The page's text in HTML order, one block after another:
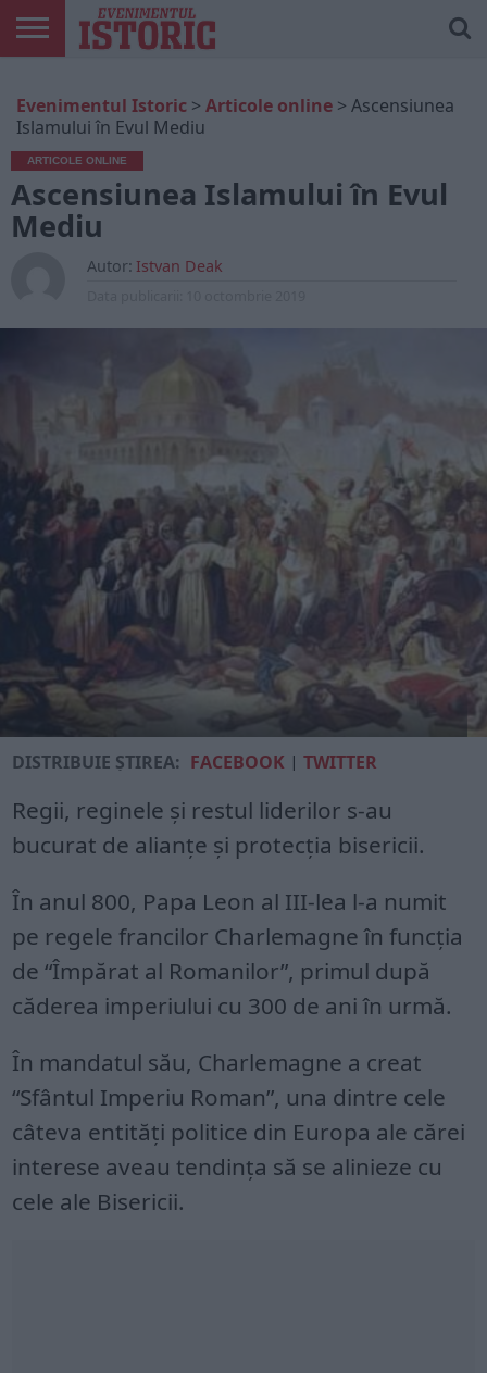
ONLINE
EDIȚII
TIPĂRITE
ISTORIC
PLAY
CONTUL
MEU
Evenimentul Istoric > Articole online > Ascensiunea
Islamului în Evul Mediu
ARTICOLE ONLINE
Ascensiunea Islamului în Evul
Mediu
Autor: Istvan Deak
DISTRIBUIE ȘTIREA: FACEBOOK |TWITTER
Regii, reginele și restul liderilor s-au
bucurat de alianțe și protecția bisericii.
În anul 800, Papa Leon al III-lea l-a numit
pe regele francilor Charlemagne în funcția
de “Împărat al Romanilor”, primul după
căderea imperiului cu 300 de ani în urmă.
În mandatul său, Charlemagne a creat
“Sfântul Imperiu Roman”, una dintre cele
câteva entităţi politice din Europa ale cărei
interese aveau tendinţa să se alinieze cu
cele ale Bisericii.